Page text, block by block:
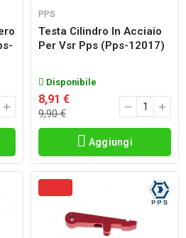
PPS
Testa Cilindro In Acciaio
Per Vsr Pps (pps-12017)
Disponibile
8,91 €
9,90 €
Aggiungi